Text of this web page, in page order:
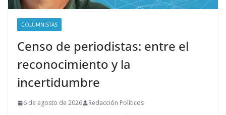
COLUMNISTAS
Censo de periodistas: entre el
reconocimiento y la
incertidumbre
6 de agosto de 2026 Redacción Políticos